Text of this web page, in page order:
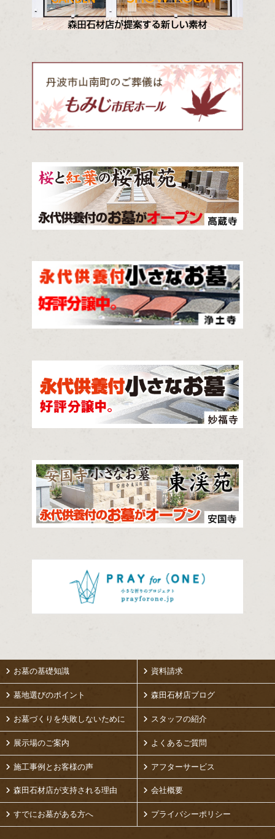
お墓の基礎知識
墓地選びのポイント
お墓づくりを失敗しないために
展示場のご案内
施工事例とお客様の声
森田石材店が支持される理由
すでにお墓がある方へ
資料請求
森田石材店ブログ
スタッフの紹介
よくあるご質問
アフターサービス
会社概要
プライバシーポリシー